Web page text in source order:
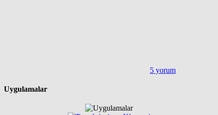
5 yorum
Uygulamalar